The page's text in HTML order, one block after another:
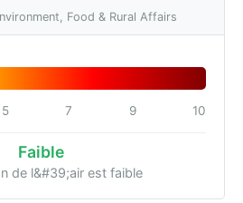
Food & Rural Affairs
5 7 9 10
Faible
de l&#39;air est faible